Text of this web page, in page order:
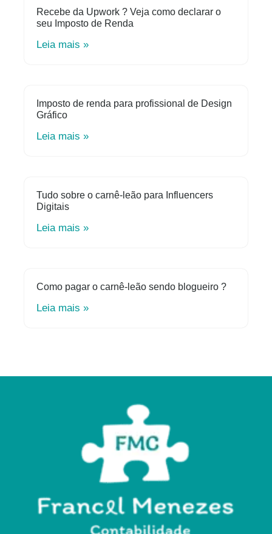
Recebe da Upwork ? Veja como declarar o
seu Imposto de Renda
Leia mais »
Imposto de renda para profissional de Design
Gráfico
Leia mais »
Tudo sobre o carnê-leão para Influencers
Digitais
Leia mais »
Como pagar o carnê-leão sendo blogueiro ?
Leia mais »